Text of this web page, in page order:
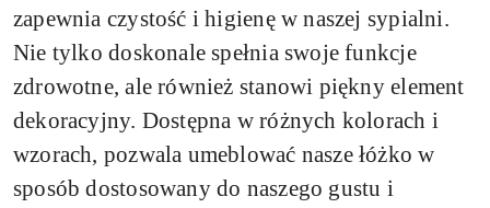
zapewnia czystość i higienę w naszej sypialni.
Nie tylko doskonale spełnia swoje funkcje
zdrowotne, ale również stanowi piękny element
dekoracyjny. Dostępna w różnych kolorach i
wzorach, pozwala umeblować nasze łóżko w
sposób dostosowany do naszego gustu i